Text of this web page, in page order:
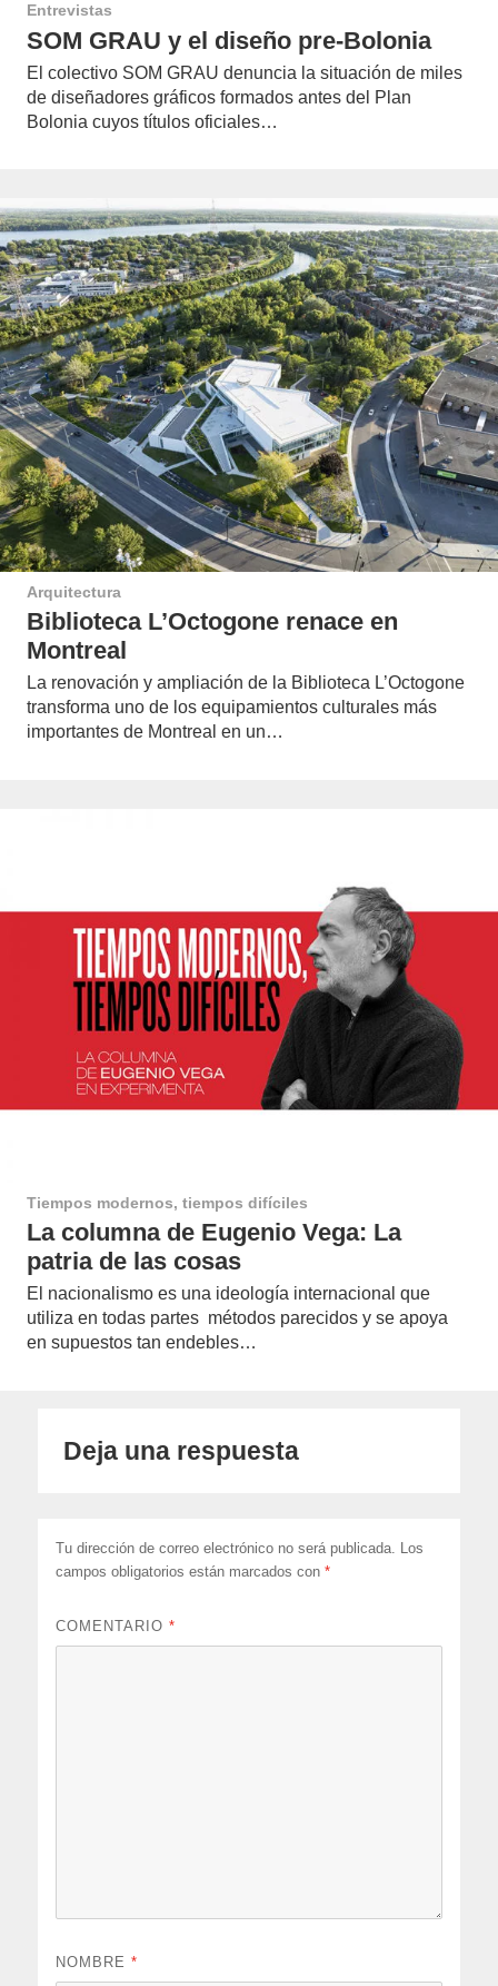
Entrevistas
SOM GRAU y el diseño pre-Bolonia
El colectivo SOM GRAU denuncia la situación de miles
de diseñadores gráficos formados antes del Plan
Bolonia cuyos títulos oficiales…
Arquitectura
Biblioteca L’Octogone renace en
Montreal
La renovación y ampliación de la Biblioteca L’Octogone
transforma uno de los equipamientos culturales más
importantes de Montreal en un…
Tiempos modernos, tiempos difíciles
La columna de Eugenio Vega: La
patria de las cosas
El nacionalismo es una ideología internacional que
utiliza en todas partes métodos parecidos y se apoya
en supuestos tan endebles…
Deja una respuesta
Tu dirección de correo electrónico no será publicada. Los
campos obligatorios están marcados con*
COMENTARIO*
NOMBRE*